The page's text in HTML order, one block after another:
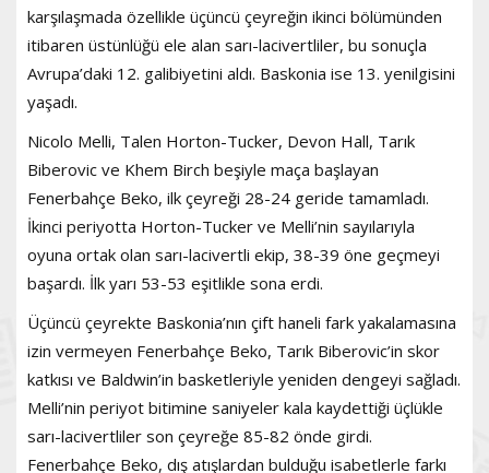
karşılaşmada özellikle üçüncü çeyreğin ikinci bölümünden
itibaren üstünlüğü ele alan sarı-lacivertliler, bu sonuçla
Avrupa’daki 12. galibiyetini aldı. Baskonia ise 13. yenilgisini
yaşadı.
Nicolo Melli, Talen Horton-Tucker, Devon Hall, Tarık
Biberovic ve Khem Birch beşiyle maça başlayan
Fenerbahçe Beko, ilk çeyreği 28-24 geride tamamladı.
İkinci periyotta Horton-Tucker ve Melli’nin sayılarıyla
oyuna ortak olan sarı-lacivertli ekip, 38-39 öne geçmeyi
başardı. İlk yarı 53-53 eşitlikle sona erdi.
Üçüncü çeyrekte Baskonia’nın çift haneli fark yakalamasına
izin vermeyen Fenerbahçe Beko, Tarık Biberovic’in skor
katkısı ve Baldwin’in basketleriyle yeniden dengeyi sağladı.
Melli’nin periyot bitimine saniyeler kala kaydettiği üçlükle
sarı-lacivertliler son çeyreğe 85-82 önde girdi.
Fenerbahçe Beko, dış atışlardan bulduğu isabetlerle farkı